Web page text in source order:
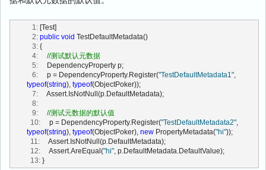
   1:
[Test]
   2:
public void TestDefaultMetadata()
   3:
{
   4:
//测试默认元数据
   5:
     DependencyProperty p;
   6:
     p = DependencyProperty.Register(
"TestDefaultMetadata1"
typeof(string), typeof(ObjectPoker));
   7:
     Assert.IsNotNull(p.DefaultMetadata);
   8:
   9:
//测试元数据的默认值
  10:
     p = DependencyProperty.Register(
"TestDefaultMetadata2"
typeof(string), typeof(ObjectPoker), new PropertyMetadata("hi"));
  11:
     Assert.IsNotNull(p.DefaultMetadata);
  12:
     Assert.AreEqual(
"hi" , p.DefaultMetadata.DefaultValue);
  13:
}